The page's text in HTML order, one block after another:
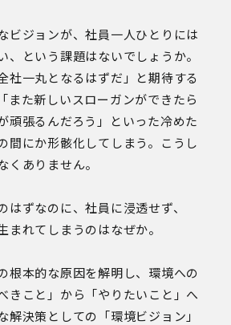
ビジョンが、社員一人ひとりには
、という課題はないでしょうか。
社一丸となるはずだ」と期待する
また新しいスローガンができたら
頑張るんだろう」といった冷めた
間にか形骸化してしまう。こうし
くありません。
はずなのに、社員に浸透せず、
まれてしまうのはなぜか。
根本的な原因を解明し、環境への
きこと」から「やりたいこと」へ
解決策としての「環境ビジョン」